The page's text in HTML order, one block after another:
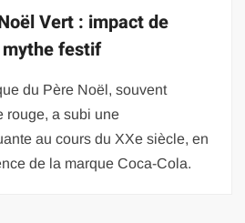
Vert : impact de
mythe festif
du Père Noël, souvent
rouge, a subi une
au cours du XXe siècle, en
de la marque Coca-Cola.